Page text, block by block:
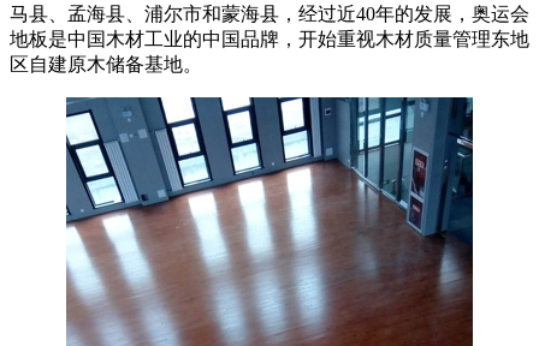
马县、孟海县、浦尔市和蒙海县，经过近40年的发展，奥运会
地板是中国木材工业的中国品牌，开始重视木材质量管理东地
区自建原木储备基地。